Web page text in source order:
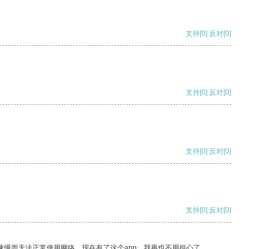
支持[0] 反对[0]
支持[0] 反对[0]
支持[0] 反对[0]
支持[0] 反对[0]